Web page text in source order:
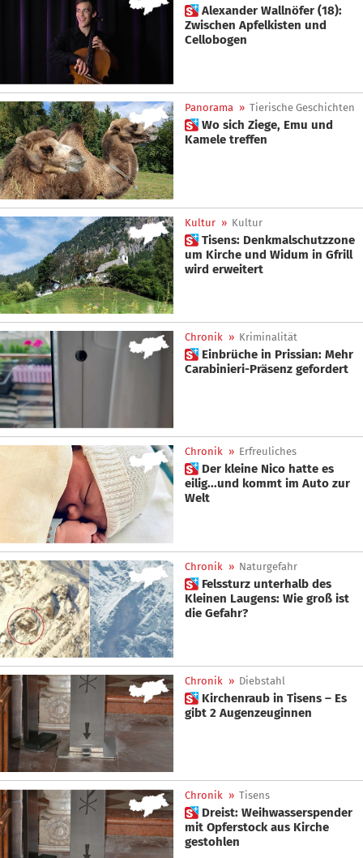
 Alexander Wallnöfer (18):
Zwischen Apfelkisten und
Cellobogen
Panorama » Tierische Geschichten
 Wo sich Ziege, Emu und
Kamele treffen
Kultur » Kultur
 Tisens: Denkmalschutzzone
um Kirche und Widum in Gfrill
wird erweitert
Chronik » Kriminalität
 Einbrüche in Prissian: Mehr
Carabinieri-Präsenz gefordert
Chronik » Erfreuliches
 Der kleine Nico hatte es
eilig...und kommt im Auto zur
Welt
Chronik » Naturgefahr
 Felssturz unterhalb des
Kleinen Laugens: Wie groß ist
die Gefahr?
Chronik » Diebstahl
 Kirchenraub in Tisens – Es
gibt 2 Augenzeuginnen
Chronik » Tisens
 Dreist: Weihwasserspender
mit Opferstock aus Kirche
gestohlen